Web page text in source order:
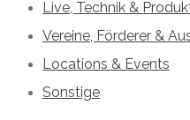
Live, Technik &
Vereine, Förderer &
Locations & Events
Sonstige